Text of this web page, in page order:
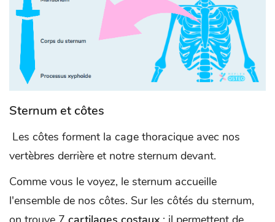
Sternum et côtes
Les côtes forment la cage thoracique avec nos
vertèbres derrière et notre sternum devant.
Comme vous le voyez, le sternum accueille
l'ensemble de nos côtes. Sur les côtés du sternum,